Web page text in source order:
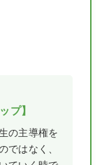
プ】
の主導権を
ではなく、